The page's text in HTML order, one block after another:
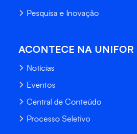
Pesquisa e Inovação
ACONTECE NA UNIFOR
Notícias
Eventos
Central de Conteúdo
Processo Seletivo